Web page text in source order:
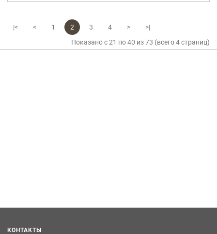
|< < 1 2 3 4 >
>|
Показано с 21 по 40 из 73 (всего 4 страниц)
КОНТАКТЫ